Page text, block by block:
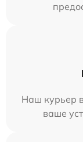
Наш курьер
ваше